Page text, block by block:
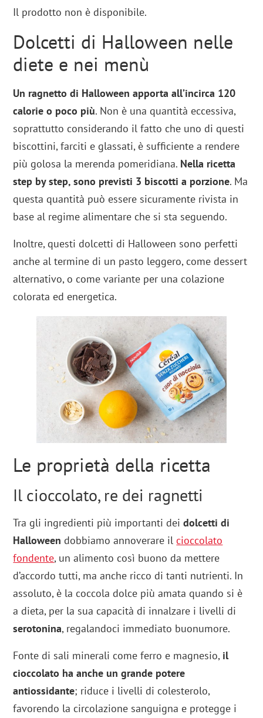
Il prodotto non è disponibile.
Dolcetti di Halloween nelle
diete e nei menù
Un ragnetto di Halloween apporta all’incirca 120
calorie o poco più. Non è una quantità eccessiva,
soprattutto considerando il fatto che uno di questi
biscottini, farciti e glassati, è sufficiente a rendere
più golosa la merenda pomeridiana. Nella ricetta
step by step, sono previsti 3 biscotti a porzione. Ma
questa quantità può essere sicuramente rivista in
base al regime alimentare che si sta seguendo.
Inoltre, questi dolcetti di Halloween sono perfetti
anche al termine di un pasto leggero, come dessert
alternativo, o come variante per una colazione
colorata ed energetica.
Le proprietà della ricetta
Il cioccolato, re dei ragnetti
Tra gli ingredienti più importanti deidolcetti di
Halloween dobbiamo annoverare ilcioccolato
fondente, un alimento così buono da mettere
d’accordo tutti, ma anche ricco di tanti nutrienti. In
assoluto, è la coccola dolce più amata quando si è
a dieta, per la sua capacità di innalzare i livelli di
serotonina, regalandoci immediato buonumore.
Fonte di sali minerali come ferro e magnesio, il
cioccolato ha anche un grande potere
antiossidante; riduce i livelli di colesterolo,
favorendo la circolazione sanguigna e protegge i